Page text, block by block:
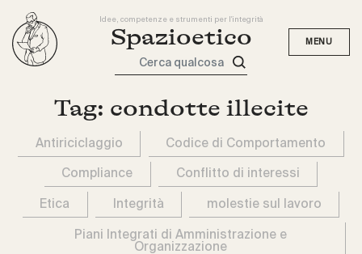
Idee, competenze e strumenti per l'integrità
Spazioetico
Cerca qualcosa
Tag: condotte illecite
Antiriciclaggio Codice di Comportamento
Compliance Conflitto di interessi
Etica Integrità molestie sul lavoro
Piani Integrati di Amministrazione e
Organizzazione